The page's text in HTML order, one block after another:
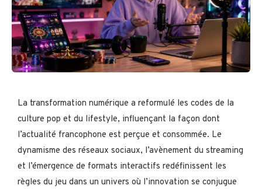
La transformation numérique a reformulé les codes de la
culture pop et du lifestyle, influençant la façon dont
l’actualité francophone est perçue et consommée. Le
dynamisme des réseaux sociaux, l’avènement du streaming
et l’émergence de formats interactifs redéfinissent les
règles du jeu dans un univers où l’innovation se conjugue